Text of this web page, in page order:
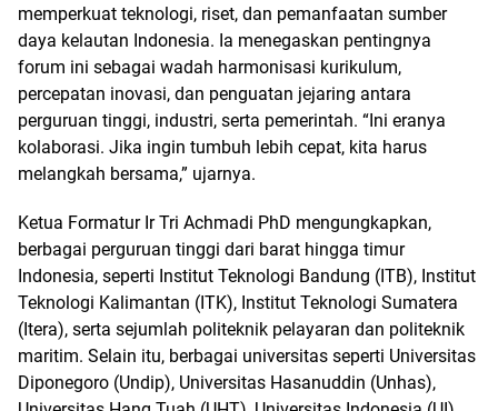
memperkuat teknologi, riset, dan pemanfaatan sumber
daya kelautan Indonesia. Ia menegaskan pentingnya
forum ini sebagai wadah harmonisasi kurikulum,
percepatan inovasi, dan penguatan jejaring antara
perguruan tinggi, industri, serta pemerintah. “Ini eranya
kolaborasi. Jika ingin tumbuh lebih cepat, kita harus
melangkah bersama,” ujarnya.
Ketua Formatur Ir Tri Achmadi PhD mengungkapkan,
berbagai perguruan tinggi dari barat hingga timur
Indonesia, seperti Institut Teknologi Bandung (ITB), Institut
Teknologi Kalimantan (ITK), Institut Teknologi Sumatera
(Itera), serta sejumlah politeknik pelayaran dan politeknik
maritim. Selain itu, berbagai universitas seperti Universitas
Diponegoro (Undip), Universitas Hasanuddin (Unhas),